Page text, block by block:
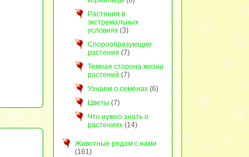
Растения в
экстремальных
условиях(3)
Спорообразующие
растения (7)
Темная сторона жизни
растений (7)
Узнаем о семенах(6)
Цветы (7)
Что нужно знать о
растениях(14)
Животные рядом с нами
(161)